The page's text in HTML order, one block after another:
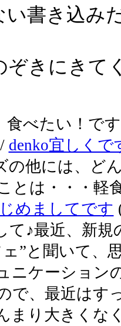
い書き込み
ぞきにきて
食べたい！で
denko宜しくで
の他には、ど
とは・・・軽
めましてです
て♪最近、新
”と聞いて、
ニケーション
で、最近はす
まり大きくな